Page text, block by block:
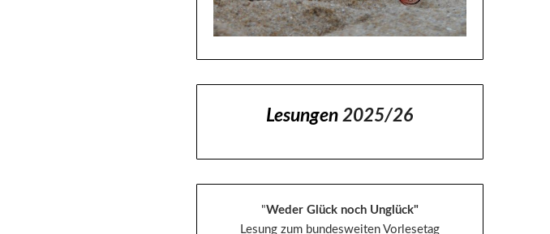
Lesungen 2025/26
"Weder Glück noch Unglück"
Lesung zum bundesweiten Vorlesetag